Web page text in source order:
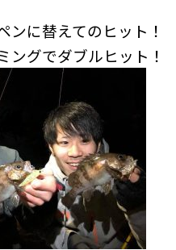
ンに替えてのヒット！
ングでダブルヒット！